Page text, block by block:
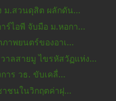
ม.สวนดุสิต ผลักดัน...
าร์ไอพี จับมือ ม.หอกา...
าพยนตร์ของอาเ...
วาลสายมู ไขรหัสวัฏแห่ง...
าร วธ. ขับเคลื่...
ชนในวิกฤตค่าฝุ...